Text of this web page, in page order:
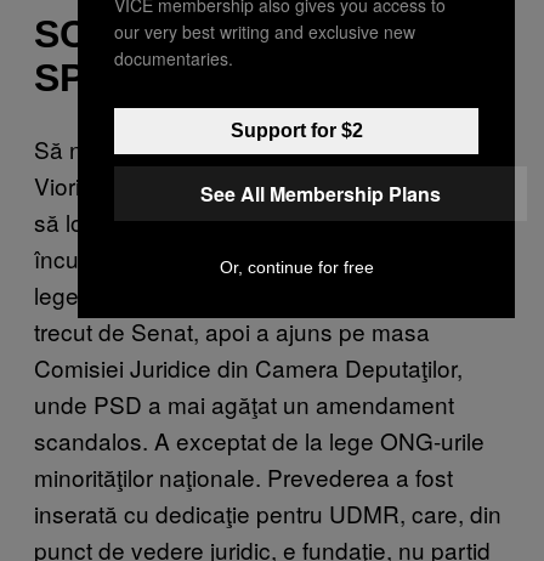
SCHEMA PENTRU
SPRIJINUL UDMR
Să ne întoarcem puţin la traseul legii. Aşadar,
Viorică Dăncilă nu a dat OUG, dar a avut grijă
să lovească comunitatea ONG. Poate s-a
încurcat în acronime, cine știe. Proiectul de
lege a fost trimis de la Guvern la Parlament. A
trecut de Senat, apoi a ajuns pe masa
Comisiei Juridice din Camera Deputaţilor,
unde PSD a mai agăţat un amendament
scandalos. A exceptat de la lege ONG-urile
minorităţilor naţionale. Prevederea a fost
inserată cu dedicaţie pentru UDMR, care, din
punct de vedere juridic, e fundaţie, nu partid
our very best writing and exclusive new
documentaries.
Support for $2
See All Membership Plans
Or, continue for free